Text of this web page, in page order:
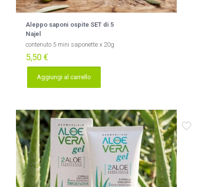
Aleppo saponi ospite SET di 5
Najel
contenuto 5 mini saponette x 20g
5,50 €
Aggiungi al carrello